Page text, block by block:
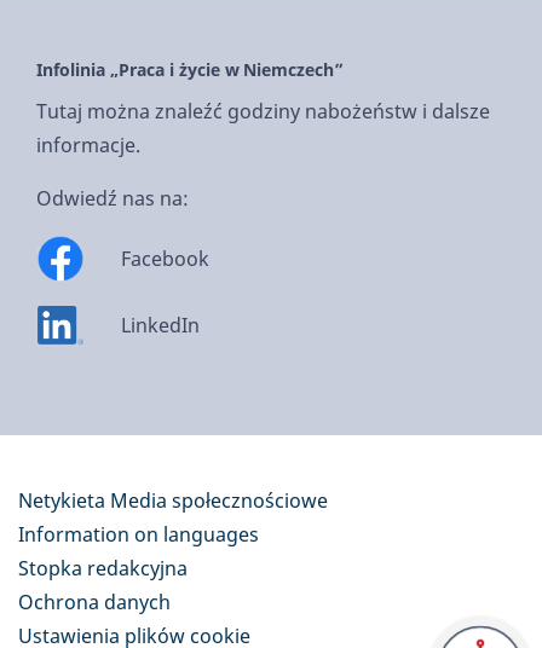
Infolinia „Praca i życie w Niemczech”
Tutaj można znaleźć godziny nabożeństw i dalsze
informacje.
Odwiedź nas na:
Facebook
LinkedIn
Netykieta Media społecznościowe
Information on languages
Stopka redakcyjna
Ochrona danych
Ustawienia plików cookie